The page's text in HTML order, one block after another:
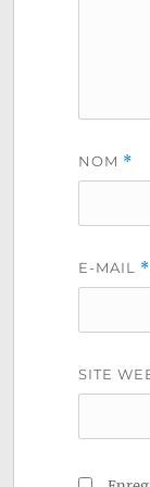
NOM *
E-MAIL *
SITE